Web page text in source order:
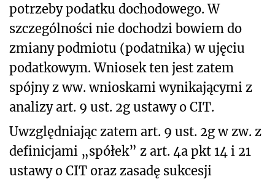
potrzeby podatku dochodowego. W
szczególności nie dochodzi bowiem do
zmiany podmiotu (podatnika) w ujęciu
podatkowym. Wniosek ten jest zatem
spójny z ww. wnioskami wynikającymi z
analizy art. 9 ust. 2g ustawy o CIT.
Uwzględniając zatem art. 9 ust. 2g w zw. z
definicjami „spółek” z art. 4a pkt 14 i 21
ustawy o CIT oraz zasadę sukcesji